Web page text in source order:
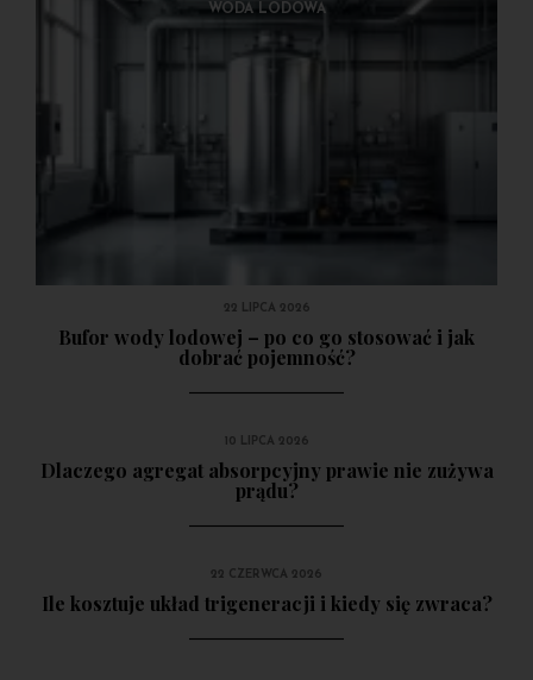
Agregaty absorpcyjne - przegląd zalet
WODA LODOWA
22 LIPCA 2026
Bufor wody lodowej – po co go stosować i jak
dobrać pojemność?
10 LIPCA 2026
Dlaczego agregat absorpcyjny prawie nie zużywa
prądu?
22 CZERWCA 2026
Ile kosztuje układ trigeneracji i kiedy się zwraca?